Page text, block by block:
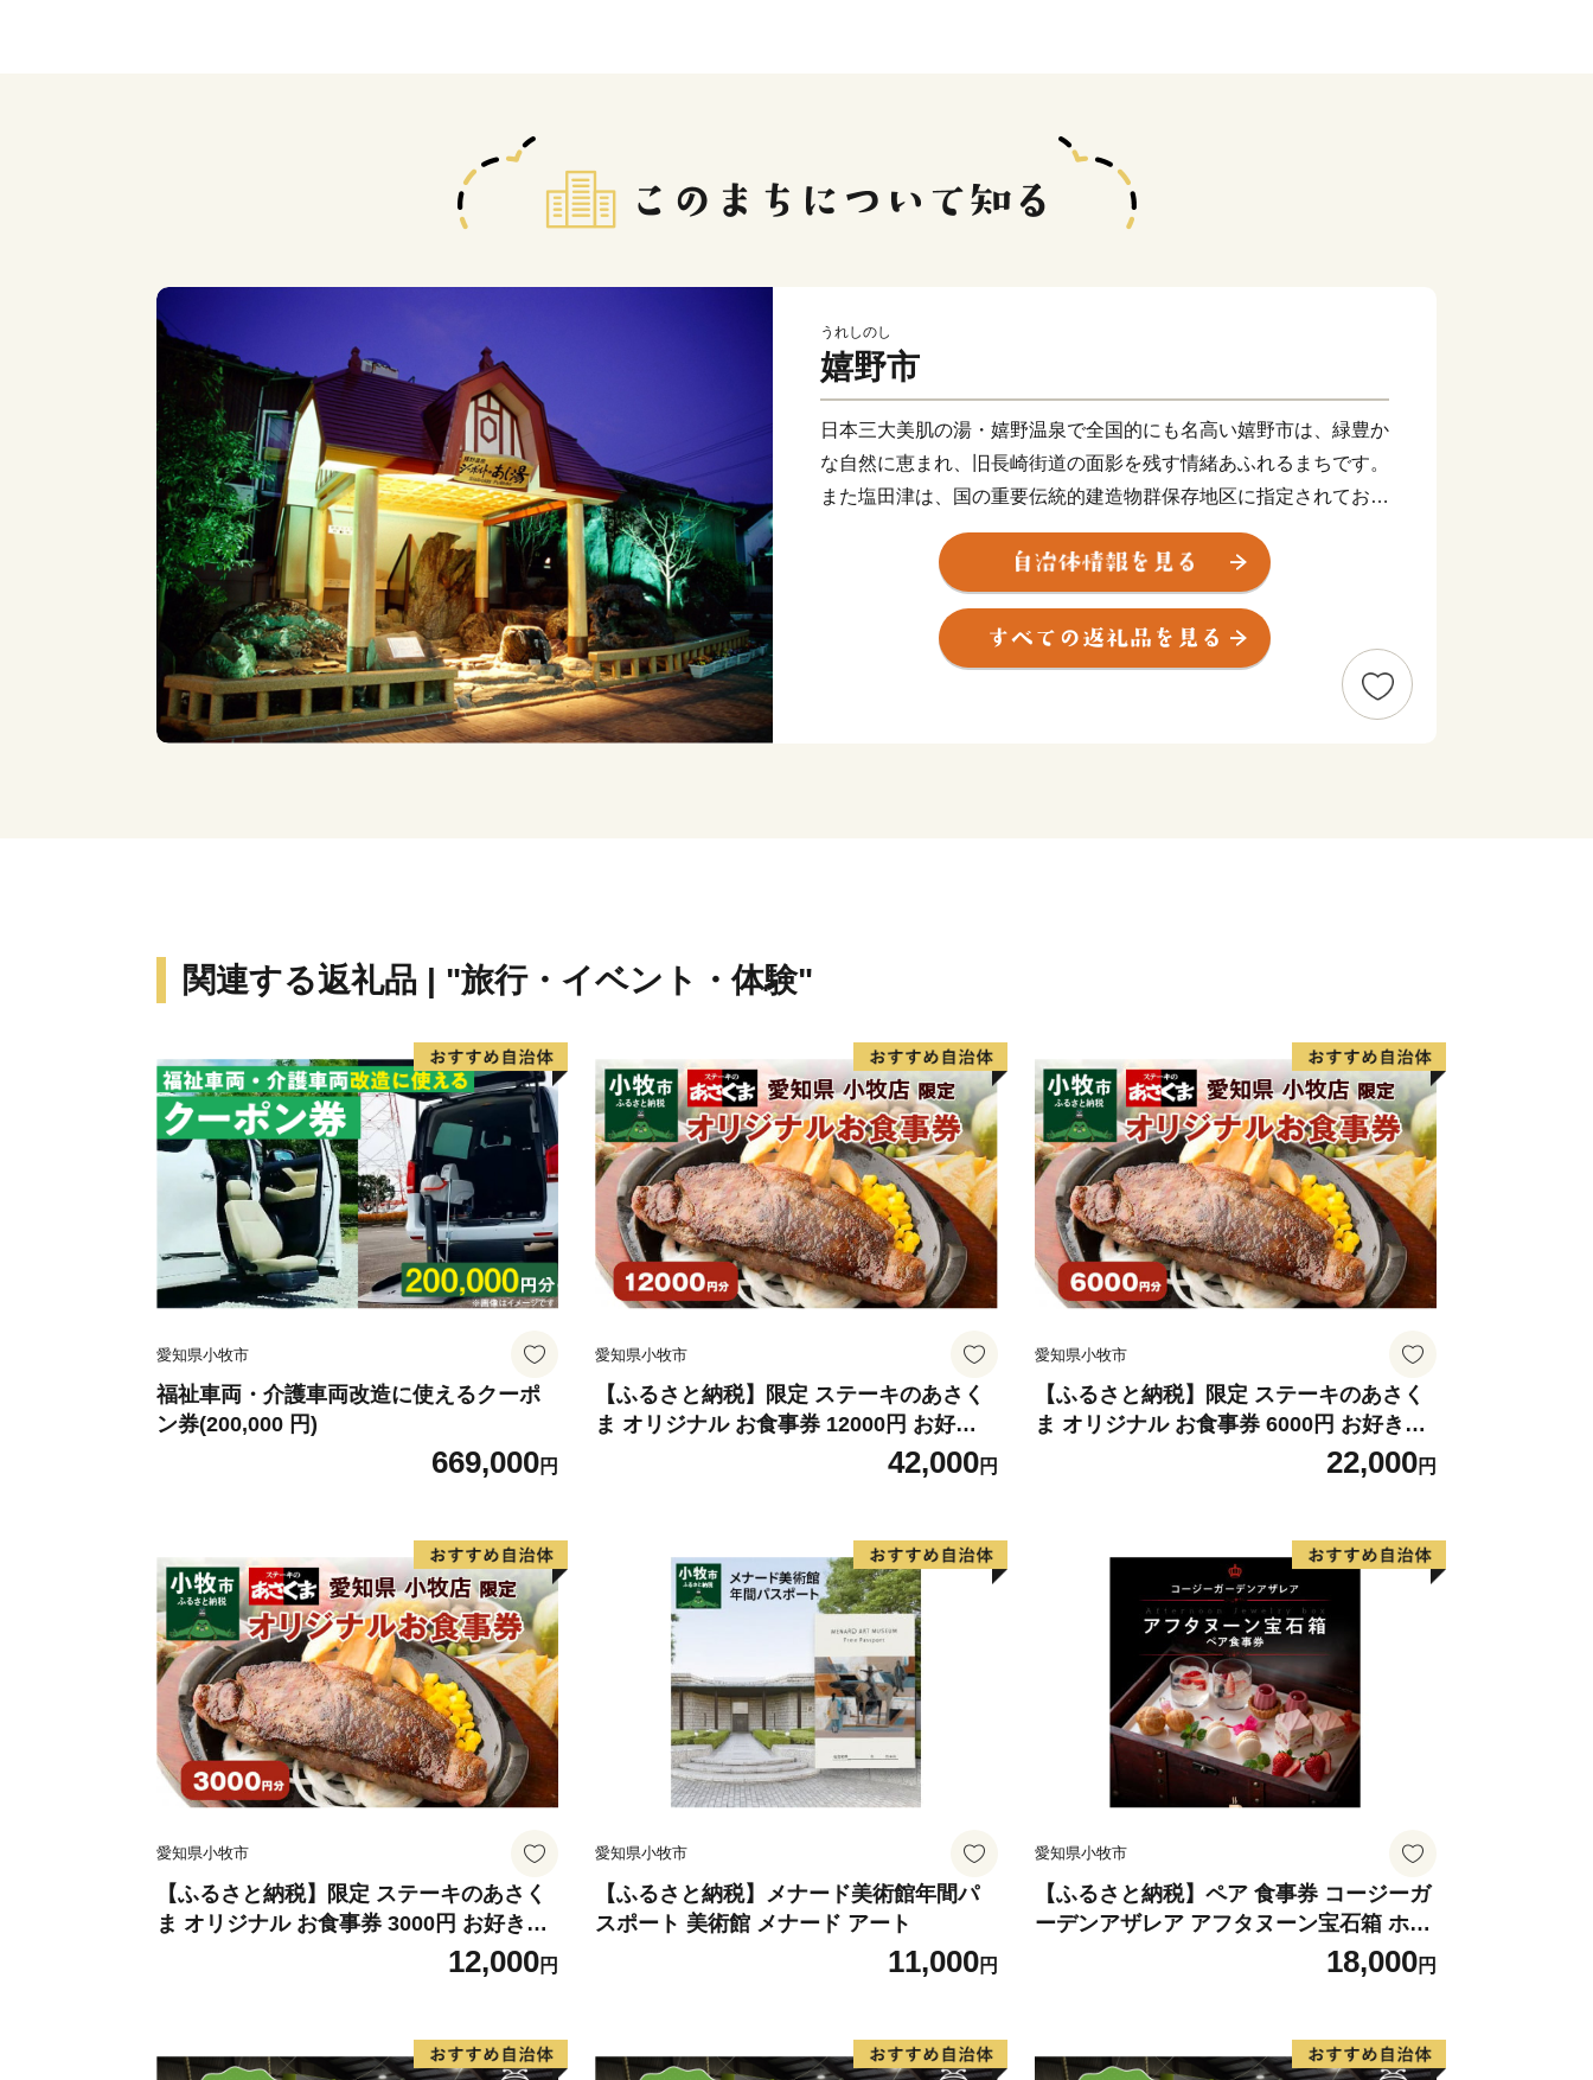
うれしのし
嬉野市
日本三大美肌の湯・嬉野温泉で全国的にも名高い嬉野市は、緑豊か
な自然に恵まれ、旧長崎街道の面影を残す情緒あふれるまちです。
また塩田津は、国の重要伝統的建造物群保存地区に指定されてお
り、和紙や鍛冶、石工など職人たちの匠の技が時を超えて受け継が
キャッチフレーズである「歓声が響きあう嬉野市」をめざして、ま
ちづくりに取り組んでいます。
関連する返礼品 | "旅行・イベント・体験"
愛知県小牧市
福祉車両・介護車両改造に使えるクーポ
ン券(200,000 円)
669,000円
愛知県小牧市
【ふるさと納税】限定 ステーキのあさく
ま オリジナル お食事券 12000円 お好き
なメニュー 好きなだけ コーンスープ カレ
ー サラダ プリン ソフトクリーム デザー
42,000円
愛知県小牧市
【ふるさと納税】限定 ステーキのあさく
ま オリジナル お食事券 6000円 お好きな
メニュー 好きなだけ コーンスープ カレー
サラダ プリン ソフトクリーム デザート
22,000円
愛知県小牧市
【ふるさと納税】限定 ステーキのあさく
ま オリジナル お食事券 3000円 お好きな
メニュー 好きなだけ コーンスープ カレー
サラダ プリン ソフトクリーム デザート
12,000円
愛知県小牧市
【ふるさと納税】メナード美術館年間パ
スポート 美術館 メナード アート
11,000円
愛知県小牧市
【ふるさと納税】ペア 食事券 コージーガ
ーデンアザレア アフタヌーン宝石箱 ホテ
ル特製 デザート 6種類 サンドウィッチ コ
ーヒー または 紅茶 スイーツ アフタヌー
日 記念日 名鉄小牧ホテル 愛知県 小牧市
送料無料
18,000円